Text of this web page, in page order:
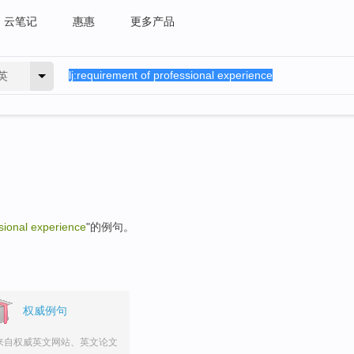
云笔记 惠惠 更多产品
experience"的例句。
权威例句
自权威英文网站、英文论文